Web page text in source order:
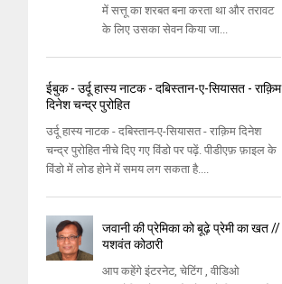
में सत्तू का शरबत बना करता था और तरावट
के लिए उसका सेवन किया जा...
ईबुक - उर्दू हास्य नाटक - दबिस्तान-ए-सियासत - राक़िम
दिनेश चन्द्र पुरोहित
उर्दू हास्य नाटक - दबिस्तान-ए-सियासत - राक़िम दिनेश
चन्द्र पुरोहित नीचे दिए गए विंडो पर पढ़ें. पीडीएफ़ फ़ाइल के
विंडो में लोड होने में समय लग सकता है....
जवानी की प्रेमिका को बूढ़े प्रेमी का खत //
यशवंत कोठारी
आप कहेंगे इंटरनेट, चेटिंग , वीडिओ